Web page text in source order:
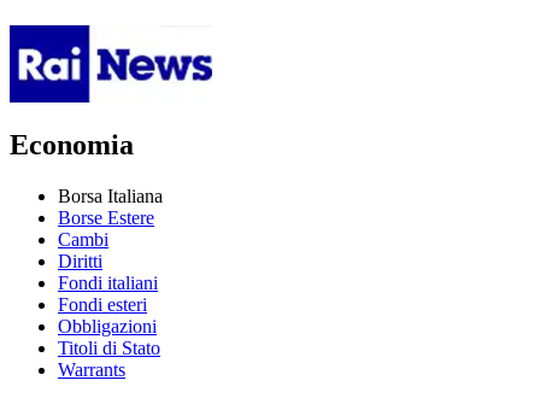
Economia
Borsa Italiana
Borse Estere
Cambi
Diritti
Fondi italiani
Fondi esteri
Obbligazioni
Titoli di Stato
Warrants